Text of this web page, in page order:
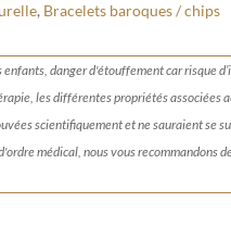
, Bracelets baroques / chips
enfants, danger d'étouffement car risque
les différentes propriétés associées
scientifiquement et ne sauraient se
médical, nous vous recommandons